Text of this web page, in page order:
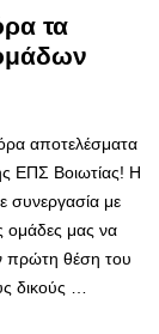
τα
αποτελέσματα
ΕΠΣ Βοιωτίας! Η
συνεργασία με
ομάδες μας να
πρώτη θέση του
δικούς …